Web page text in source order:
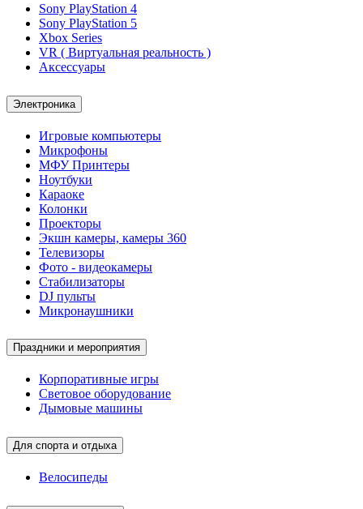
Sony PlayStation 4
Sony PlayStation 5
Xbox Series
VR ( Виртуальная реальность )
Аксессуары
Электроника
Игровые компьютеры
Микрофоны
МФУ Принтеры
Ноутбуки
Караоке
Колонки
Проекторы
Экшн камеры, камеры 360
Телевизоры
Фото - видеокамеры
Стабилизаторы
DJ пульты
Микронаушники
Праздники и мероприятия
Корпоративные игры
Световое оборудование
Дымовые машины
Для спорта и отдыха
Велосипеды